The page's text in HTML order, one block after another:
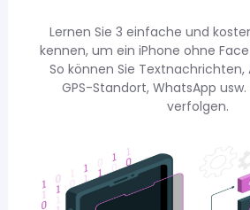
Lernen Sie 3 einfache und
kennen, um ein iPhone ohne
So können Sie
GPS-Standort, WhatsApp
verfolgen.